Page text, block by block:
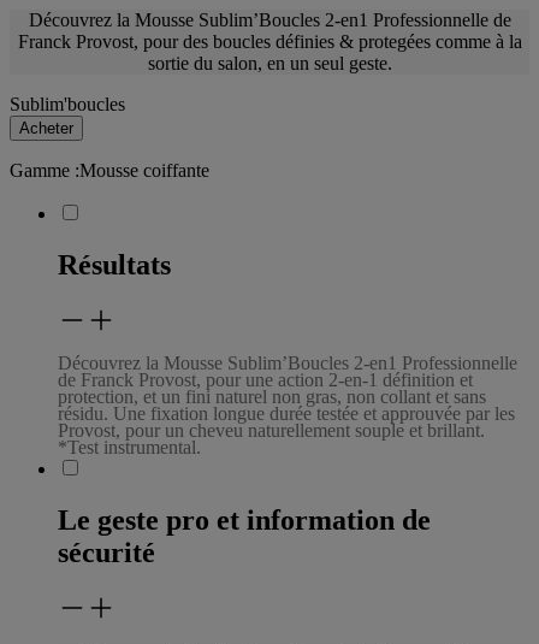
Découvrez la Mousse Sublim’Boucles2-en1 Professionnelle de
Franck Provost, pour des boucles définies & protegéescomme à la
sortie du salon, en un seul geste.
Sublim'boucles
Acheter
Gamme :Mousse coiffante
Résultats
Découvrez la Mousse Sublim’Boucles 2-en1 Professionnelle
de Franck Provost, pour une action 2-en-1 définition et
protection, et un fini naturel non gras, non collant et sans
résidu. Une fixation longue durée testée et approuvée par les
Provost, pour un cheveu naturellement souple et brillant.
*Test instrumental.
Le geste pro et information de
sécurité